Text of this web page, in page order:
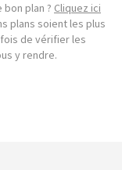
plan ? Cliquez ici
plans soient les plus
de vérifier les
y rendre.